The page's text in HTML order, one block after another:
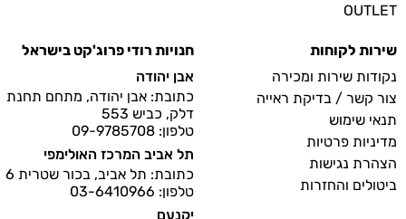
OUTLET
שירות לקוחות
נקודות שירות ומכירה
צור קשר / בדיקת ראייה
תנאי שימוש
מדיניות פרטיות
הצהרת נגישות
ביטולים והחזרות
חנויות רודי פרוג'קט בישראל
אבן יהודה
כתובת: אבן יהודה, מתחם תחנת
דלק, כביש 553
טלפון: 09-9785708
תל אביב המרכז האולימפי
כתובת: תל אביב, בכור שטרית 6
טלפון: 03-6410966
יקנעם